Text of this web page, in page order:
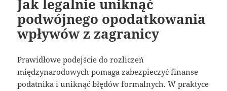
Jak legalnie uniknąć
podwójnego opodatkowania
wpływów z zagranicy
Prawidłowe podejście do rozliczeń
międzynarodowych pomaga zabezpieczyć finanse
podatnika i uniknąć błędów formalnych. W praktyce